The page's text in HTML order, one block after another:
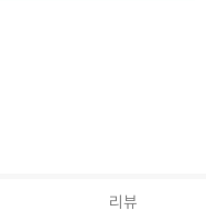
리뷰